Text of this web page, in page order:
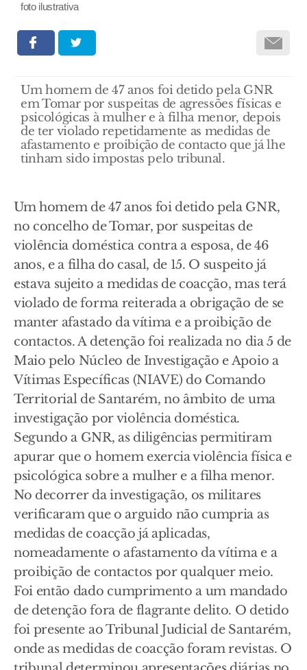
foto ilustrativa
Um homem de 47 anos foi detido pela GNR
em Tomar por suspeitas de agressões físicas e
psicológicas à mulher e à filha menor, depois
de ter violado repetidamente as medidas de
afastamento e proibição de contacto que já lhe
tinham sido impostas pelo tribunal.
Um homem de 47 anos foi detido pela GNR,
no concelho de Tomar, por suspeitas de
violência doméstica contra a esposa, de 46
anos, e a filha do casal, de 15. O suspeito já
estava sujeito a medidas de coacção, mas terá
violado de forma reiterada a obrigação de se
manter afastado da vítima e a proibição de
contactos. A detenção foi realizada no dia 5 de
Maio pelo Núcleo de Investigação e Apoio a
Vítimas Específicas (NIAVE) do Comando
Territorial de Santarém, no âmbito de uma
investigação por violência doméstica.
Segundo a GNR, as diligências permitiram
apurar que o homem exercia violência física e
psicológica sobre a mulher e a filha menor.
No decorrer da investigação, os militares
verificaram que o arguido não cumpria as
medidas de coacção já aplicadas,
nomeadamente o afastamento da vítima e a
proibição de contactos por qualquer meio.
Foi então dado cumprimento a um mandado
de detenção fora de flagrante delito. O detido
foi presente ao Tribunal Judicial de Santarém,
onde as medidas de coacção foram revistas. O